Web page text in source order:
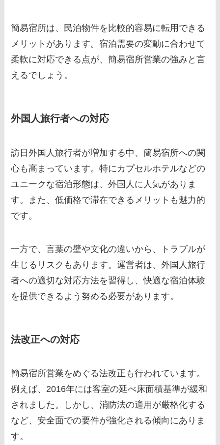
簡易宿所は、民泊物件を比較的容易に転用できる
メリットがあります。宿泊需要の変動に合わせて
柔軟に対応できる点が、簡易宿所営業の強みと言
えるでしょう。
外国人旅行者への対応
訪日外国人旅行者が増加する中、簡易宿所への関
心も高まっています。特にカプセルホテルなどの
ユニークな宿泊形態は、外国人に人気がありま
す。また、低価格で滞在できるメリットも魅力的
です。
一方で、言葉の壁や文化の違いから、トラブルが
生じるリスクもあります。運営者は、外国人旅行
者への適切な対応方法を習得し、快適な宿泊体験
を提供できるよう努める必要があります。
法改正への対応
簡易宿所営業をめぐる法改正も行われています。
例えば、2016年には客室の延べ床面積基準が緩和
されました。しかし、消防法の適用が厳格化する
など、安全面での要件が強化される傾向にありま
す。